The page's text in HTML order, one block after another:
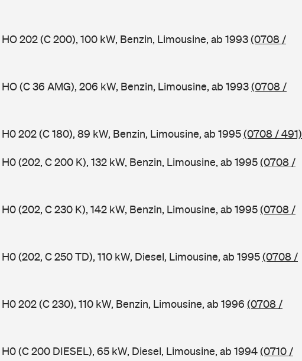
202 (C 200), 100 kW, Benzin, Limousine, ab 1993(0708 /
(C 36 AMG), 206 kW, Benzin, Limousine, ab 1993(0708 /
202 (C 180), 89 kW, Benzin, Limousine, ab 1995(0708 / 491)
(202, C 200 K), 132 kW, Benzin, Limousine, ab 1995(0708 /
(202, C 230 K), 142 kW, Benzin, Limousine, ab 1995(0708 /
(202, C 250 TD), 110 kW, Diesel, Limousine, ab 1995(0708 /
202 (C 230), 110 kW, Benzin, Limousine, ab 1996 (0708 /
(C 200 DIESEL), 65 kW, Diesel, Limousine, ab 1994(0710 /